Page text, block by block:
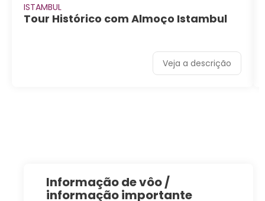
ISTAMBUL
Tour Histórico com Almoço Istambul
Veja a descrição
informação de vôo /
informação importante